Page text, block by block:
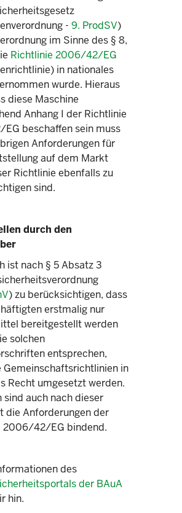
- 9. ProdSV)
im Sinne des § 8,
Richtlinie 2006/42/EG
in nationales
wurde. Hieraus
diese Maschine
Anhang I der Richtlinie
beschaffen sein muss
Anforderungen für
auf dem Markt
Richtlinie ebenfalls zu
sind.
durch den
ist nach § 5 Absatz 3
) zu berücksichtigen, dass
erstmalig nur
bereitgestellt werden
solchen
entsprechen,
Gemeinschaftsrichtlinien in
Recht umgesetzt werden.
sind auch nach dieser
die Anforderungen der
2006/42/EG bindend.
des
der BAuA
hin.